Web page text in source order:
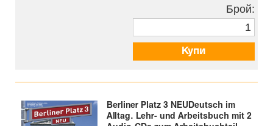
Брой:
Купи
Berliner Platz 3 NEUDeutsch im
Alltag. Lehr- und Arbeitsbuch mit 2